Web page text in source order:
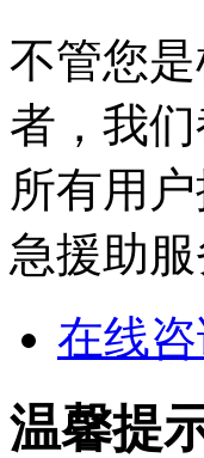
不管您
者，我
所有用
急援助
在线
温馨提